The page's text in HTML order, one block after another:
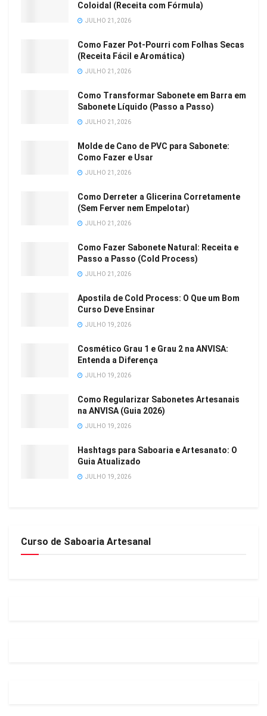
Coloidal (Receita com Fórmula)
JULHO 21, 2026
Como Fazer Pot-Pourri com Folhas Secas
(Receita Fácil e Aromática)
JULHO 21, 2026
Como Transformar Sabonete em Barra em
Sabonete Líquido (Passo a Passo)
JULHO 21, 2026
Molde de Cano de PVC para Sabonete:
Como Fazer e Usar
JULHO 21, 2026
Como Derreter a Glicerina Corretamente
(Sem Ferver nem Empelotar)
JULHO 21, 2026
Como Fazer Sabonete Natural: Receita e
Passo a Passo (Cold Process)
JULHO 21, 2026
Apostila de Cold Process: O Que um Bom
Curso Deve Ensinar
JULHO 19, 2026
Cosmético Grau 1 e Grau 2 na ANVISA:
Entenda a Diferença
JULHO 19, 2026
Como Regularizar Sabonetes Artesanais
na ANVISA (Guia 2026)
JULHO 19, 2026
Hashtags para Saboaria e Artesanato: O
Guia Atualizado
JULHO 19, 2026
Curso de Saboaria Artesanal